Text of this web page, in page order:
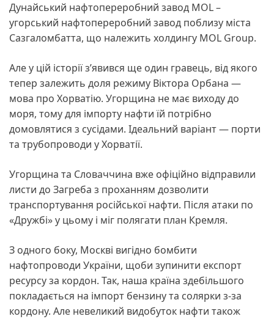
Дунайський нафтопереробний завод MOL –
угорський нафтопереробний завод поблизу міста
Сазгаломбатта, що належить холдингу MOL Group.
Але у цій історії зʼявився ще один гравець, від якого
тепер залежить доля режиму Віктора Орбана —
мова про Хорватію. Угорщина не має виходу до
моря, тому для імпорту нафти їй потрібно
домовлятися з сусідами. Ідеальний варіант — порти
та трубопроводи у Хорватії.
Угорщина та Словаччина вже офіційно відправили
листи до Загреба з проханням дозволити
транспортування російської нафти. Після атаки по
«Дружбі» у цьому і міг полягати план Кремля.
З одного боку, Москві вигідно бомбити
нафтопроводи України, щоби зупинити експорт
ресурсу за кордон. Так, наша країна здебільшого
покладається на імпорт бензину та солярки з-за
кордону. Але невеликий видобуток нафти також